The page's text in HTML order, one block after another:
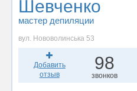
Шевченко
мастер депиляции
вул. Нововолинська 53
Добавить
отзыв
98
звонков